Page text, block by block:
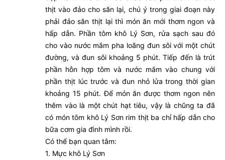
thịt vào đảo cho săn lại, chú ý trong giai đoạn này
phải đảo săn thịt lại thì món ăn mới thơm ngon và
hấp dẫn. Phần tôm khô Lý Sơn, rửa sạch sau đó
cho vào nước mắm pha loãng đun sôi với một chút
đường, và đun sôi khoảng 5 phút. Tiếp đến là trút
phần hỗn hợp tôm và nước mắm vào chung với
phần thịt lúc trước và đun nhỏ lửa trong thời gian
khoảng 15 phút. Để món ăn được thơm ngon nên
thêm vào là một chút hạt tiêu, vậy là chũng ta đã
có món tôm khô Lý Sơn rim thịt ba chỉ hấp dẫn cho
bữa cơm gia đình mình rồi.
Có thể bạn quan tâm:
1. Mực khô Lý Sơn